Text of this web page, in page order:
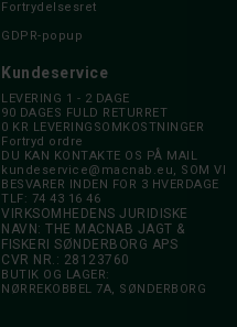
Fortrydelsesret
GDPR-popup
Kundeservice
LEVERING 1 - 2 DAGE
90 DAGES FULD RETURRET
0 KR LEVERINGSOMKOSTNINGER
Fortryd ordre
DU KAN KONTAKTE OS PÅ MAIL
kundeservice@macnab.eu, SOM VI
BESVARER INDEN FOR 3 HVERDAGE
TLF: 74 43 16 46
VIRKSOMHEDENS JURIDISKE
NAVN: THE MACNAB JAGT &
FISKERI SØNDERBORG APS
CVR NR.: 28123760
BUTIK OG LAGER:
NØRREKOBBEL 7A, SØNDERBORG